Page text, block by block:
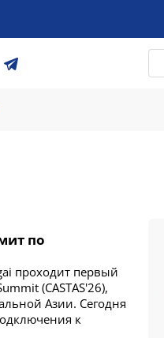
по
проходит первый
(CASTAS'26),
Азии. Сегодня
к